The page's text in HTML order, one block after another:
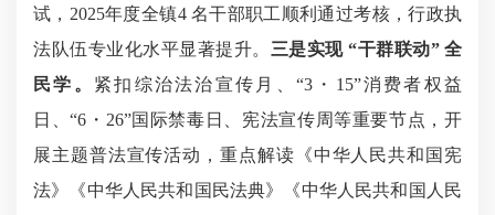
试，2025年度全镇4 名干部职工顺利通过考核，行政执
法队伍专业化水平显著提升。 三是实现 “干群联动” 全
民学。 紧扣综治法治宣传月、“3・15”消费者权益
日、“6・26”国际禁毒日、宪法宣传周等重要节点，开
展主题普法宣传活动，重点解读《中华人民共和国宪
法》《中华人民共和国民法典》《中华人民共和国人民